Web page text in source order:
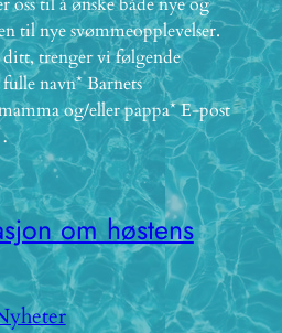
til nye svømmeopplevelser.
ditt, trenger vi følgende
navn* Barnets
og/eller pappa* E-post
om høstens